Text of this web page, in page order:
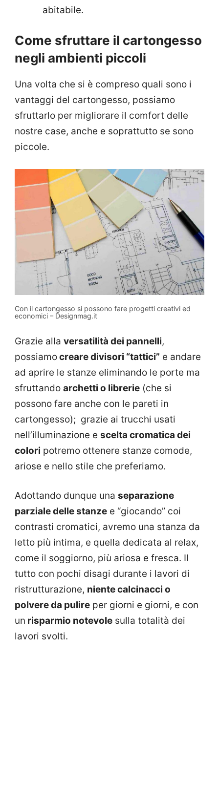
abitabile.
Come sfruttare il cartongesso
negli ambienti piccoli
Una volta che si è compreso quali sono i
vantaggi del cartongesso, possiamo
sfruttarlo per migliorare il comfort delle
nostre case, anche e soprattutto se sono
piccole.
Con il cartongesso si possono fare progetti creativi ed
economici – Designmag.it
Grazie alla versatilità dei pannelli,
possiamocreare divisori “tattici” e andare
ad aprire le stanze eliminando le porte ma
sfruttando archetti o librerie (che si
possono fare anche con le pareti in
cartongesso); grazie ai trucchi usati
nell’illuminazione e scelta cromatica dei
colori potremo ottenere stanze comode,
ariose e nello stile che preferiamo.
Adottando dunque una separazione
parziale delle stanze e “giocando” coi
contrasti cromatici, avremo una stanza da
letto più intima, e quella dedicata al relax,
come il soggiorno, più ariosa e fresca. Il
tutto con pochi disagi durante i lavori di
ristrutturazione, niente calcinacci o
polvere da pulire per giorni e giorni, e con
un risparmio notevole sulla totalità dei
lavori svolti.